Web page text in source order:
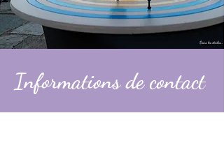
Informations de contact